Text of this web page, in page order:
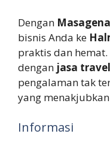
Dengan
bisnis Anda ke
praktis dan
dengan jasa
pengalaman tak
yang
Informasi